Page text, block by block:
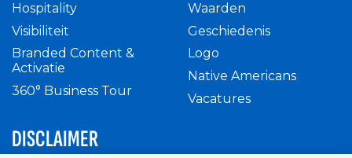
Hospitality
Visibiliteit
Branded Content &
Activatie
360° Business Tour
Waarden
Geschiedenis
Logo
Native Americans
Vacatures
DISCLAIMER